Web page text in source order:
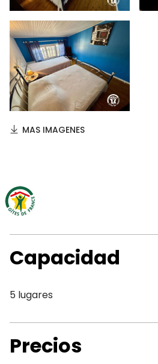
MAS IMAGENES
Capacidad
5 lugares
Precios